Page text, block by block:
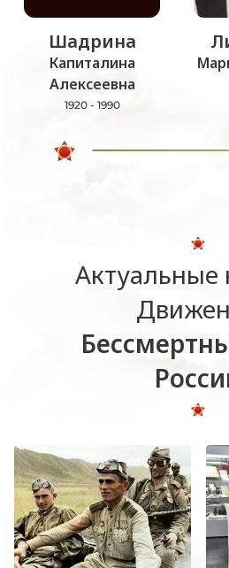
Шадрина
Капиталина
Алексеевна
1920 - 1990
Актуальные